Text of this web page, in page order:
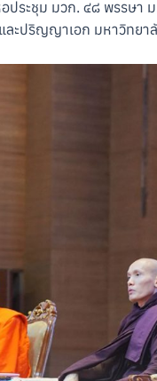
ระชุม มวก. ๔๘ พรรษา
ปริญญาเอก มหาวิทยา